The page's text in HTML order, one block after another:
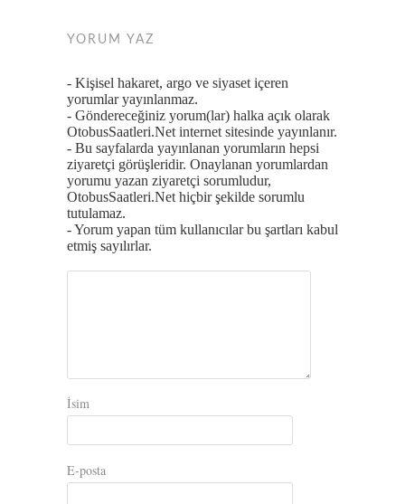
YORUM YAZ
- Kişisel hakaret, argo ve siyaset içeren
yorumlar yayınlanmaz.
- Göndereceğiniz yorum(lar) halka açık olarak
OtobusSaatleri.Net internet sitesinde yayınlanır.
- Bu sayfalarda yayınlanan yorumların hepsi
ziyaretçi görüşleridir. Onaylanan yorumlardan
yorumu yazan ziyaretçi sorumludur,
OtobusSaatleri.Net hiçbir şekilde sorumlu
tutulamaz.
- Yorum yapan tüm kullanıcılar bu şartları kabul
etmiş sayılırlar.
İsim
E-posta